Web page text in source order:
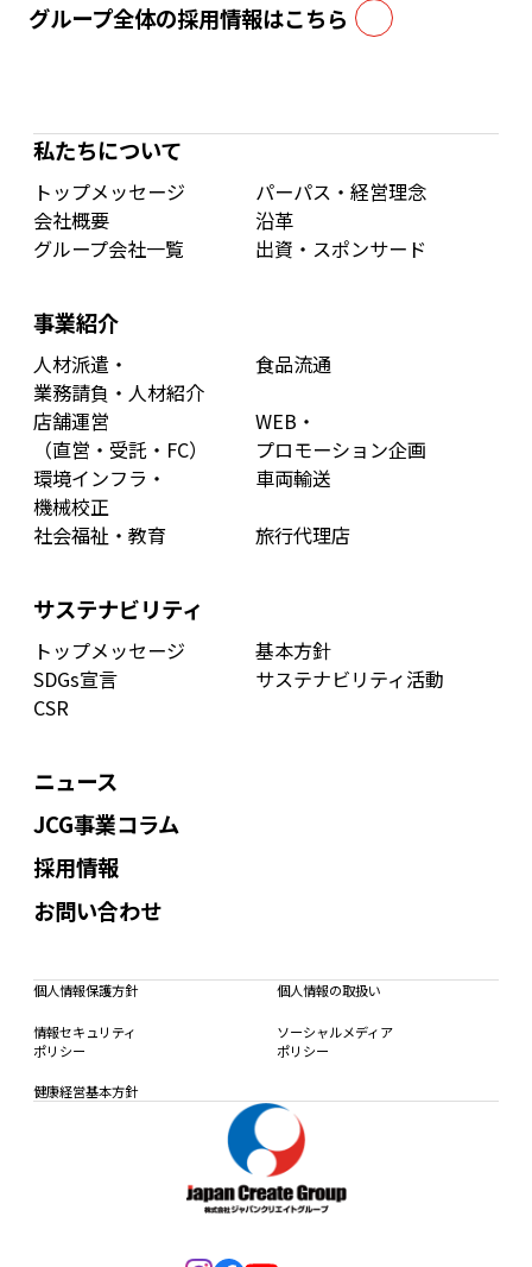
グループ全体の採用情報はこちら
私たちについて
トップメッセージ
パーパス・経営理念
会社概要
沿革
グループ会社一覧
出資・スポンサード
事業紹介
人材派遣・
業務請負・人材紹介
食品流通
店舗運営
（直営・受託・FC）
WEB・
プロモーション企画
環境インフラ・
機械校正
車両輸送
社会福祉・教育
旅行代理店
サステナビリティ
トップメッセージ
基本方針
SDGs宣言
サステナビリティ活動
CSR
ニュース
JCG事業コラム
採用情報
お問い合わせ
個人情報保護方針 個人情報の取扱い
情報セキュリティ
ポリシー
ソーシャルメディア
ポリシー
健康経営基本方針